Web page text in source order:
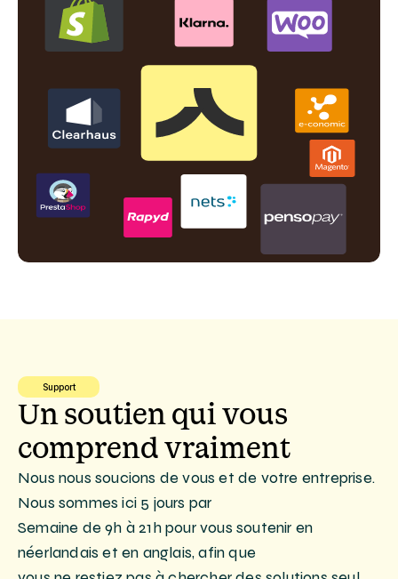
Support
Un soutien qui vous
comprend vraiment
Nous nous soucions de vous et de votre entreprise.
Nous sommes ici 5 jours par
Semaine de 9h à 21h pour vous soutenir en
néerlandais et en anglais, afin que